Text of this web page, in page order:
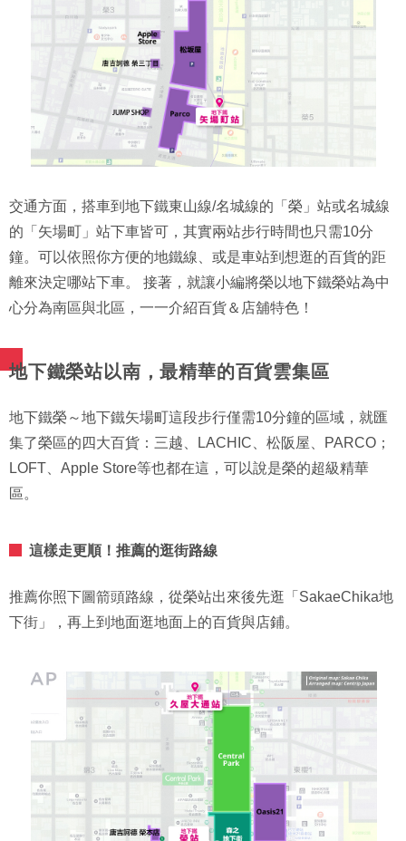
交通方面，搭車到地下鐵東山線/名城線的「榮」站或名城線
的「矢場町」站下車皆可，其實兩站步行時間也只需10分
鐘。可以依照你方便的地鐵線、或是車站到想逛的百貨的距
離來決定哪站下車。 接著，就讓小編將榮以地下鐵榮站為中
心分為南區與北區，一一介紹百貨＆店舖特色！
地下鐵榮站以南，最精華的百貨雲集區
地下鐵榮～地下鐵矢場町這段步行僅需10分鐘的區域，就匯
集了榮區的四大百貨：三越、LACHIC、松阪屋、PARCO；
LOFT、Apple Store等也都在這，可以說是榮的超級精華
區。
這樣走更順！推薦的逛街路線
推薦你照下圖箭頭路線，從榮站出來後先逛「SakaeChika地
下街」，再上到地面逛地面上的百貨與店鋪。